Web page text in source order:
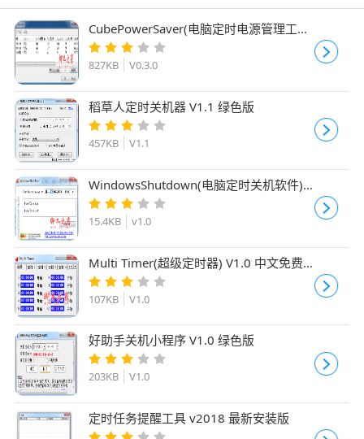
CubePowerSaver(电脑定时电源管理工具)
V0.3.0β 官方免费安装版
827KB V0.3.0
稻草人定时关机器 V1.1 绿色版
457KB V1.1
WindowsShutdown(电脑定时关机软件)
v1.0 免费绿色版
15.4KB v1.0
Multi Timer(超级定时器) V1.0 中文免费
绿色版
107KB V1.0
好助手关机小程序 V1.0 绿色版
203KB V1.0
定时任务提醒工具 v2018 最新安装版